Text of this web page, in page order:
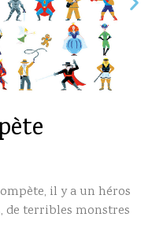
il y a un héros
de terribles monstres